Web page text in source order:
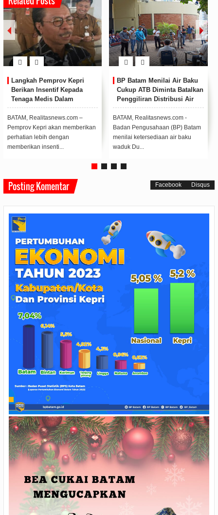
Langkah Pemprov Kepri
Berikan Insentif Kepada
Tenaga Medis Dalam
Menangani Pasien Covid-19
Didukung DPRD Kepri
BATAM, Realitasnews.com –
Pemprov Kepri akan memberikan
perhatian lebih dengan
memberikan insenti...
BP Batam Menilai Air Baku
Cukup ATB Diminta Batalkan
Penggiliran Distribusi Air
BATAM, Realitasnews.com -
Badan Pengusahaan (BP) Batam
menilai ketersediaan air baku
waduk Du...
Posting Komentar Facebook Disqus